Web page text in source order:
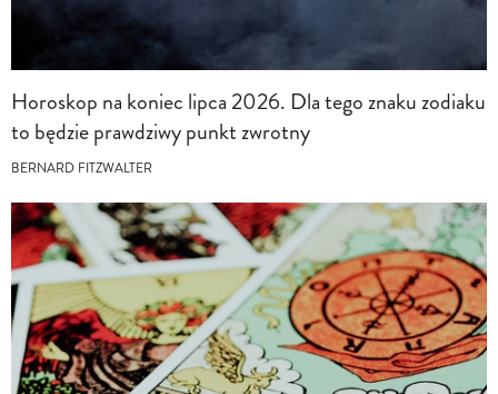
Horoskop na koniec lipca 2026. Dla tego znaku zodiaku
to będzie prawdziwy punkt zwrotny
BERNARD FITZWALTER